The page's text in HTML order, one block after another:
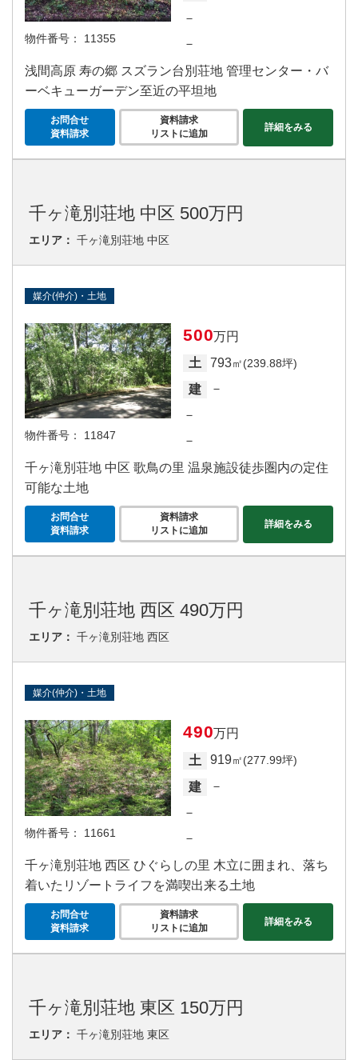
物件番号： 11355
－
－
浅間高原 寿の郷 スズラン台別荘地 管理センター・バ
ーベキューガーデン至近の平坦地
お問合せ
資料請求
資料請求
リストに追加
詳細をみる
千ヶ滝別荘地 中区 500万円
エリア： 千ヶ滝別荘地 中区
媒介(仲介)・土地
物件番号： 11847
500万円
土
793㎡(239.88坪)
建
－
－
－
千ヶ滝別荘地 中区 歌鳥の里 温泉施設徒歩圏内の定住
可能な土地
お問合せ
資料請求
資料請求
リストに追加
詳細をみる
千ヶ滝別荘地 西区 490万円
エリア： 千ヶ滝別荘地 西区
媒介(仲介)・土地
物件番号： 11661
490万円
土
919㎡(277.99坪)
建
－
－
－
千ヶ滝別荘地 西区 ひぐらしの里 木立に囲まれ、落ち
着いたリゾートライフを満喫出来る土地
お問合せ
資料請求
資料請求
リストに追加
詳細をみる
千ヶ滝別荘地 東区 150万円
エリア： 千ヶ滝別荘地 東区